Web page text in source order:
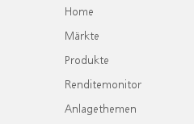
Home
Märkte
Produkte
Renditemonitor
Anlagethemen